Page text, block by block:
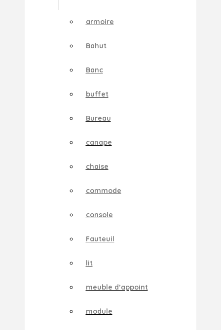
armoire
Bahut
Banc
buffet
Bureau
canape
chaise
commode
console
Fauteuil
lit
meuble d’appoint
module